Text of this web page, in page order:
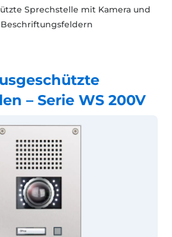
Sprechstelle mit Kamera und
– Serie WS 200V